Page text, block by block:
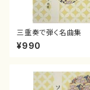
三重奏で弾く名曲集
スメドレー( 箏2/大
曲/楽譜）
¥990